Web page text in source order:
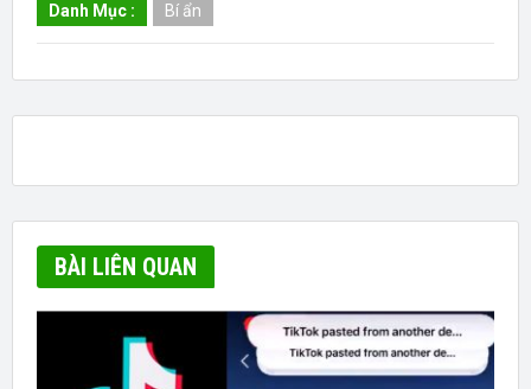
Danh Mục : Bí ẩn
BÀI LIÊN QUAN